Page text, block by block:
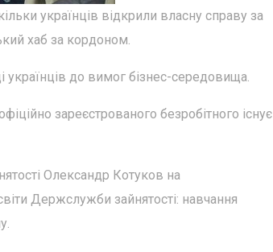
українців відкрили власну справу за
хаб за кордоном.
до вимог бізнес-середовища.
зареєстрованого безробітного існує
Олександр Котуков на
Держслужби зайнятості: навчання